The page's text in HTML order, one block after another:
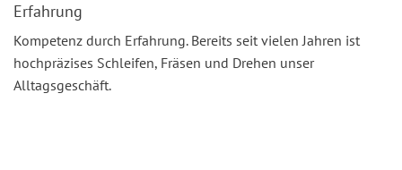
Erfahrung
Kompetenz durch Erfahrung. Bereits seit vielen Jahren ist
hochpräzises Schleifen, Fräsen und Drehen unser
Alltagsgeschäft.